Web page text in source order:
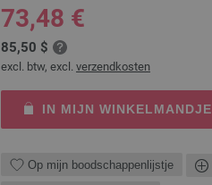
73,48 €
85,50 $
excl. btw, excl. verzendkosten
IN MIJN WINKELMANDJE
Op mijn boodschappenlijstje